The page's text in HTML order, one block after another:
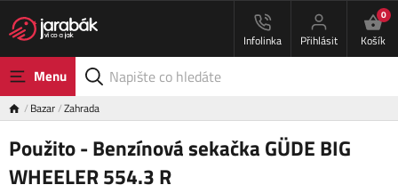
Infolinka Přihlásit
0
Košík
Menu
Bazar Zahrada
Použito - Benzínová sekačka GÜDE BIG
WHEELER 554.3 R